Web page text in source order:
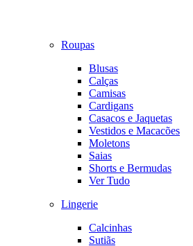
Roupas
Blusas
Calças
Camisas
Cardigans
Casacos e Jaquetas
Vestidos e Macacões
Moletons
Saias
Shorts e Bermudas
Ver Tudo
Lingerie
Calcinhas
Sutiãs